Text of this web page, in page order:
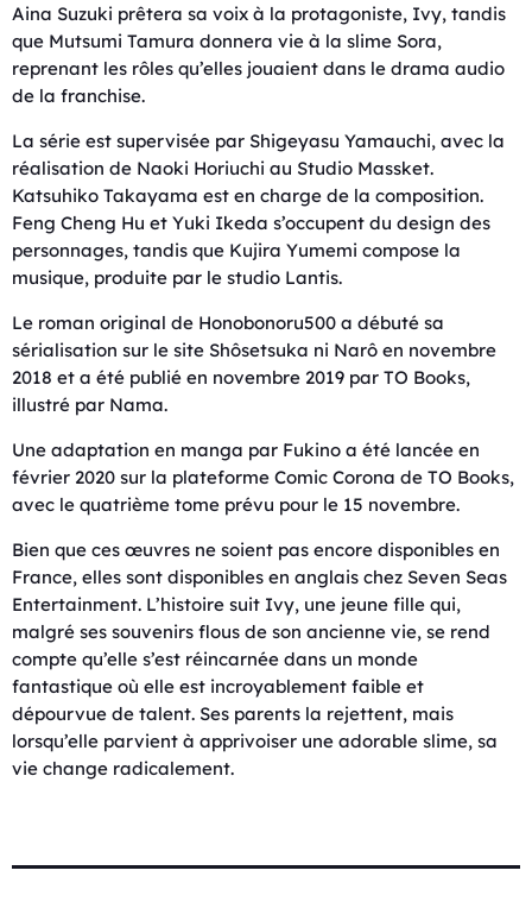
Aina Suzuki prêtera sa voix à la protagoniste, Ivy, tandis
que Mutsumi Tamura donnera vie à la slime Sora,
reprenant les rôles qu’elles jouaient dans le drama audio
de la franchise.
La série est supervisée par Shigeyasu Yamauchi, avec la
réalisation de Naoki Horiuchi au Studio Massket.
Katsuhiko Takayama est en charge de la composition.
Feng Cheng Hu et Yuki Ikeda s’occupent du design des
personnages, tandis que Kujira Yumemi compose la
musique, produite par le studio Lantis.
Le roman original de Honobonoru500 a débuté sa
sérialisation sur le site Shôsetsuka ni Narô en novembre
2018 et a été publié en novembre 2019 par TO Books,
illustré par Nama.
Une adaptation en manga par Fukino a été lancée en
février 2020 sur la plateforme Comic Corona de TO Books,
avec le quatrième tome prévu pour le 15 novembre.
Bien que ces œuvres ne soient pas encore disponibles en
France, elles sont disponibles en anglais chez Seven Seas
Entertainment. L’histoire suit Ivy, une jeune fille qui,
malgré ses souvenirs flous de son ancienne vie, se rend
compte qu’elle s’est réincarnée dans un monde
fantastique où elle est incroyablement faible et
dépourvue de talent. Ses parents la rejettent, mais
lorsqu’elle parvient à apprivoiser une adorable slime, sa
vie change radicalement.